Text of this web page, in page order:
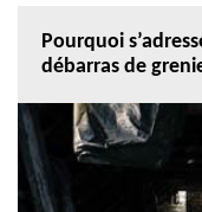
Pourquoi
débarras de